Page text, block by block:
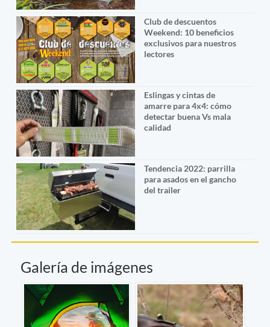
Club de descuentos
Weekend: 10 beneficios
exclusivos para nuestros
lectores
Eslingas y cintas de
amarre para 4x4: cómo
detectar buena Vs mala
calidad
Tendencia 2022: parrilla
para asados en el gancho
del trailer
Galería de imágenes